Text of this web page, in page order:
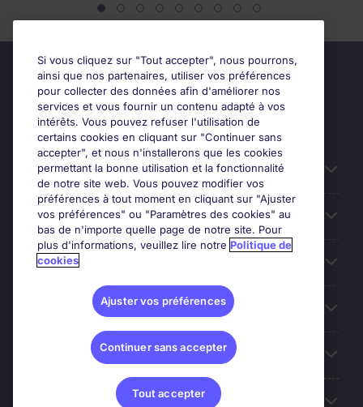
Candidats
Entreprises
Contact
Les avis Google
Nos offres d'emploi
Si vous cliquez sur "Tout accepter", nous pourrons,
ainsi que nos partenaires, utiliser vos préférences
pour collecter des données afin d'améliorer nos
services et vous fournir un contenu adapté à vos
intérêts. Vous pouvez refuser l'utilisation de
certains cookies en cliquant sur "Continuer sans
accepter", et nous n'installerons que les cookies
permettant la bonne utilisation et la fonctionnalité
de notre site web. Vous pouvez modifier vos
préférences à tout moment en cliquant sur "Ajuster
vos préférences" ou "Paramètres des cookies" au
bas de n'importe quelle page de notre site. Pour
plus d'informations, veuillez lire notre Politique de
cookies
Ajuster vos préférences
Continuer sans accepter
Tout accepter